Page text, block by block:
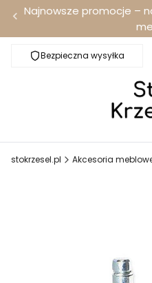
Najnowsze promocje –
Bezpieczna wysyłka
stokrzesel.pl Akcesoria